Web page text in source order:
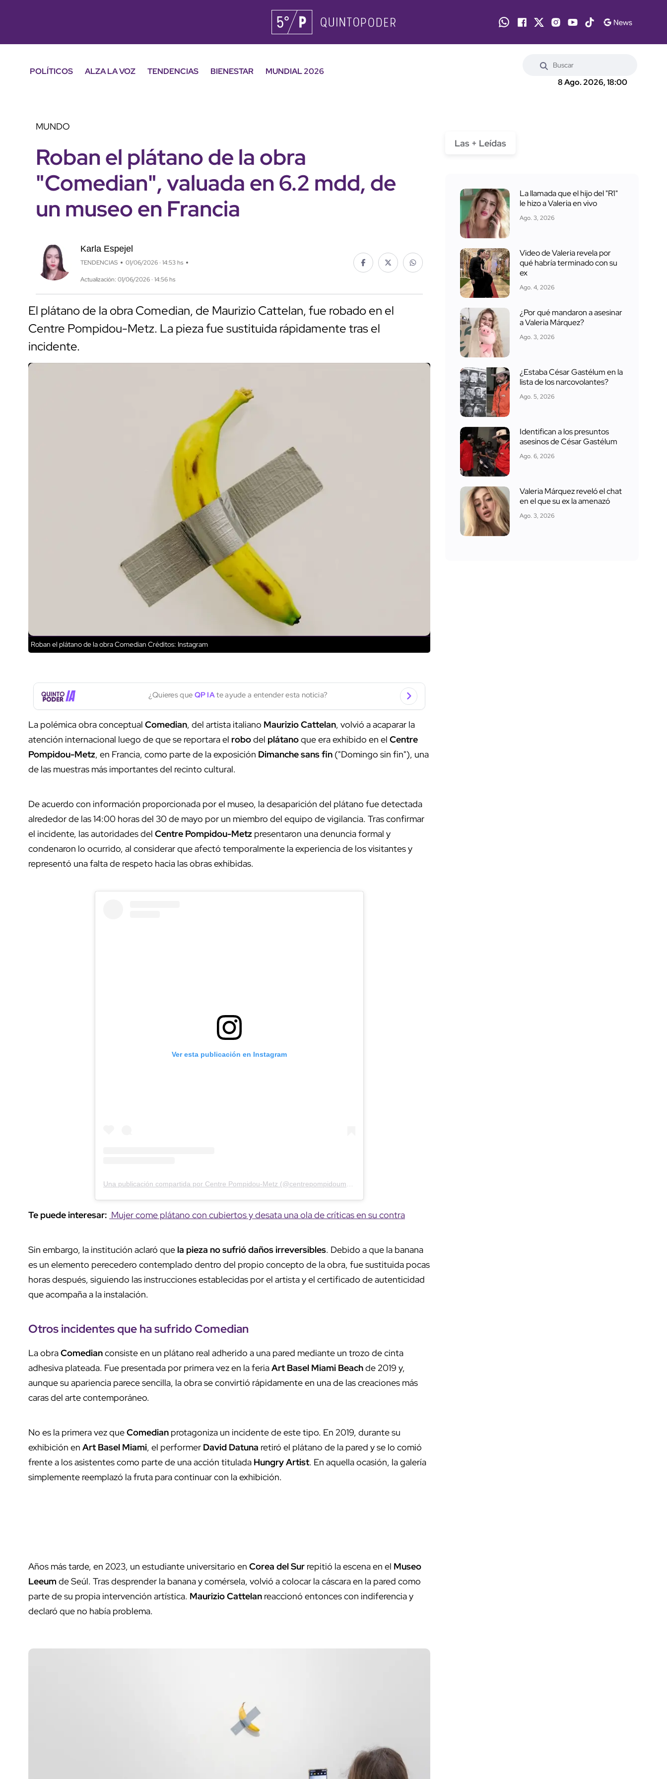
POLÍTICOS ALZA LA VOZ TENDENCIAS BIENESTAR
MUNDIAL 2026
8 Ago. 2026, 18:00
MUNDO
Roban el plátano de la obra
"Comedian", valuada en 6.2 mdd, de
un museo en Francia
Karla Espejel
TENDENCIAS 01/06/2026 · 14:53 hs
Actualización: 01/06/2026 · 14:56 hs
El plátano de la obra Comedian, de Maurizio Cattelan, fue robado en el
Centre Pompidou-Metz. La pieza fue sustituida rápidamente tras el
incidente.
Roban el plátano de la obra Comedian Créditos: Instagram
¿Quieres que QP IAte ayude a entender esta noticia?
La polémica obra conceptual Comedian, del artista italiano Maurizio Cattelan, volvió a acaparar la
atención internacional luego de que se reportara el robodel plátanoque era exhibido en el Centre
Pompidou-Metz, en Francia, como parte de la exposición Dimanche sans fin ("Domingo sin fin"), una
de las muestras más importantes del recinto cultural.
De acuerdo con información proporcionada por el museo, la desaparición del plátano fue detectada
alrededor de las 14:00 horas del 30 de mayo por un miembro del equipo de vigilancia. Tras confirmar
el incidente, las autoridades del Centre Pompidou-Metz presentaron una denuncia formal y
condenaron lo ocurrido, al considerar que afectó temporalmente la experiencia de los visitantes y
representó una falta de respeto hacia las obras exhibidas.
Ver esta publicación en Instagram
Una publicación compartida por Centre Pompidou-Metz (@centrepompidoumetz_)
Te puede interesar: Mujer come plátano con cubiertos y desata una ola de críticas en su contra
Sin embargo, la institución aclaró que la pieza no sufrió daños irreversibles. Debido a que la banana
es un elemento perecedero contemplado dentro del propio concepto de la obra, fue sustituida pocas
horas después, siguiendo las instrucciones establecidas por el artista y el certificado de autenticidad
que acompaña a la instalación.
Otros incidentes que ha sufrido Comedian
La obraComedianconsiste en un plátano real adherido a una pared mediante un trozo de cinta
adhesiva plateada. Fue presentada por primera vez en la feriaArt Basel Miami Beachde 2019 y,
aunque su apariencia parece sencilla, la obra se convirtió rápidamente en una de las creaciones más
caras del arte contemporáneo.
No es la primera vez queComedian protagoniza un incidente de este tipo. En 2019, durante su
exhibición en Art Basel Miami, el performer David Datuna retiró el plátano de la pared y se lo comió
frente a los asistentes como parte de una acción titulada Hungry Artist. En aquella ocasión, la galería
simplemente reemplazó la fruta para continuar con la exhibición.
Años más tarde, en 2023, un estudiante universitario en Corea del Sur repitió la escena en el Museo
Leeum de Seúl. Tras desprender la banana y comérsela, volvió a colocar la cáscara en la pared como
parte de su propia intervención artística. Maurizio Cattelan reaccionó entonces con indiferencia y
declaró que no había problema.
Las + Leídas
La llamada que el hijo del "R1"
le hizo a Valeria en vivo
Ago. 3, 2026
Video de Valeria revela por
qué habría terminado con su
ex
Ago. 4, 2026
¿Por qué mandaron a asesinar
a Valeria Márquez?
Ago. 3, 2026
¿Estaba César Gastélum en la
lista de los narcovolantes?
Ago. 5, 2026
Identifican a los presuntos
asesinos de César Gastélum
Ago. 6, 2026
Valeria Márquez reveló el chat
en el que su ex la amenazó
Ago. 3, 2026